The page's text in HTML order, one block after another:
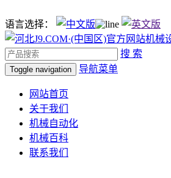
语言选择：
搜 索
Toggle navigation 导航菜单
网站首页
关于我们
机械自动化
机械百科
联系我们